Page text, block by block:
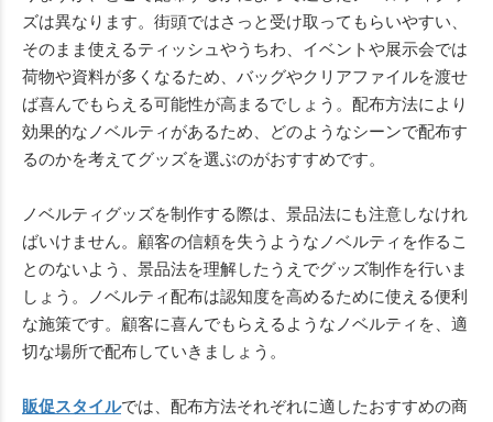
ズは異なります。街頭ではさっと受け取ってもらいやすい、
そのまま使えるティッシュやうちわ、イベントや展示会では
荷物や資料が多くなるため、バッグやクリアファイルを渡せ
ば喜んでもらえる可能性が高まるでしょう。配布方法により
効果的なノベルティがあるため、どのようなシーンで配布す
るのかを考えてグッズを選ぶのがおすすめです。
ノベルティグッズを制作する際は、景品法にも注意しなけれ
ばいけません。顧客の信頼を失うようなノベルティを作るこ
とのないよう、景品法を理解したうえでグッズ制作を行いま
しょう。ノベルティ配布は認知度を高めるために使える便利
な施策です。顧客に喜んでもらえるようなノベルティを、適
切な場所で配布していきましょう。
販促スタイルでは、配布方法それぞれに適したおすすめの商